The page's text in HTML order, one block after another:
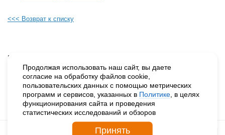
<<< Возврат к списку
Будьте в курсе наших событий, подпишитесь на новости и акции
Нажимая на кнопку «Подписаться», вы даете согласие на
обработку персональных данных.
Продолжая использовать наш сайт, вы даете
согласие на обработку файлов cookie,
пользовательских данных с помощью метрических
программ и сервисов, указанных в Политике, в целях
функционирования сайта и проведения
статистических исследований и обзоров
Принять